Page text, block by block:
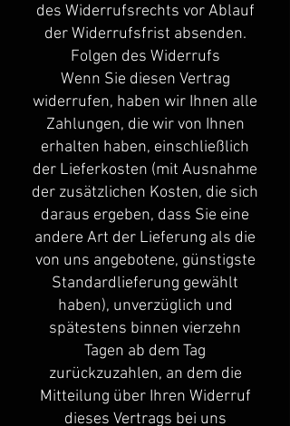
des Widerrufsrechts vor Ablauf
der Widerrufsfrist absenden.
Folgen des Widerrufs
Wenn Sie diesen Vertrag
widerrufen, haben wir Ihnen alle
Zahlungen, die wir von Ihnen
erhalten haben, einschließlich
der Lieferkosten (mit Ausnahme
der zusätzlichen Kosten, die sich
daraus ergeben, dass Sie eine
andere Art der Lieferung als die
von uns angebotene, günstigste
Standardlieferung gewählt
haben), unverzüglich und
spätestens binnen vierzehn
Tagen ab dem Tag
zurückzuzahlen, an dem die
Mitteilung über Ihren Widerruf
dieses Vertrags bei uns